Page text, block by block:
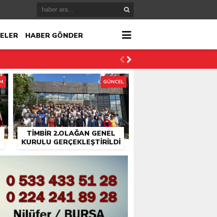
HABER GÖNDER
TİMBİR 2.OLAĞAN GENEL
KURULU GERÇEKLEŞTIRILDI
GÜNCEL